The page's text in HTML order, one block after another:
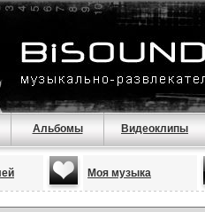
Альбомы Видеоклипы
Моя музыка